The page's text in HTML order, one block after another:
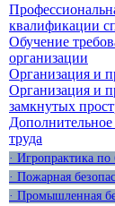
квалификации
Обучение
организации
Организация и
Организация и
замкнутых
Дополнительное
труда
· Игропрактика по
· Пожарная
· Промышленная